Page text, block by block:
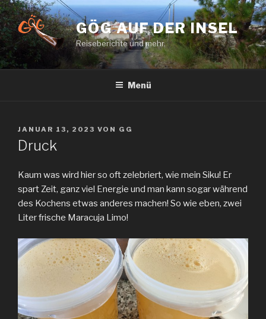
Zum
Inhalt
springen
GÖG AUF DER INSEL
Reiseberichte und mehr.
Menü
VERÖFFENTLICHT
AM
JANUAR 13, 2023 VON GG
Druck
Kaum was wird hier so oft zelebriert, wie mein Siku! Er
spart Zeit, ganz viel Energie und man kann sogar während
des Kochens etwas anderes machen! So wie eben, zwei
Liter frische Maracuja Limo!